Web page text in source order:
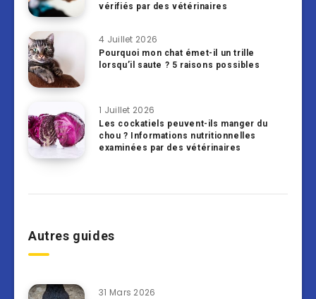
vérifiés par des vétérinaires
4 Juillet 2026
Pourquoi mon chat émet-il un trille
lorsqu’il saute ? 5 raisons possibles
1 Juillet 2026
Les cockatiels peuvent-ils manger du
chou ? Informations nutritionnelles
examinées par des vétérinaires
Autres guides
31 Mars 2026